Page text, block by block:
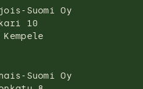
Suomi Oy
10
Kempele
Suomi Oy